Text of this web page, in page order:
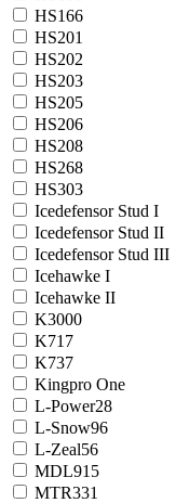
HS166
HS201
HS202
HS203
HS205
HS206
HS208
HS268
HS303
Icedefensor Stud I
Icedefensor Stud II
Icedefensor Stud III
Icehawke I
Icehawke II
K3000
K717
K737
Kingpro One
L-Power28
L-Snow96
L-Zeal56
MDL915
MTR331